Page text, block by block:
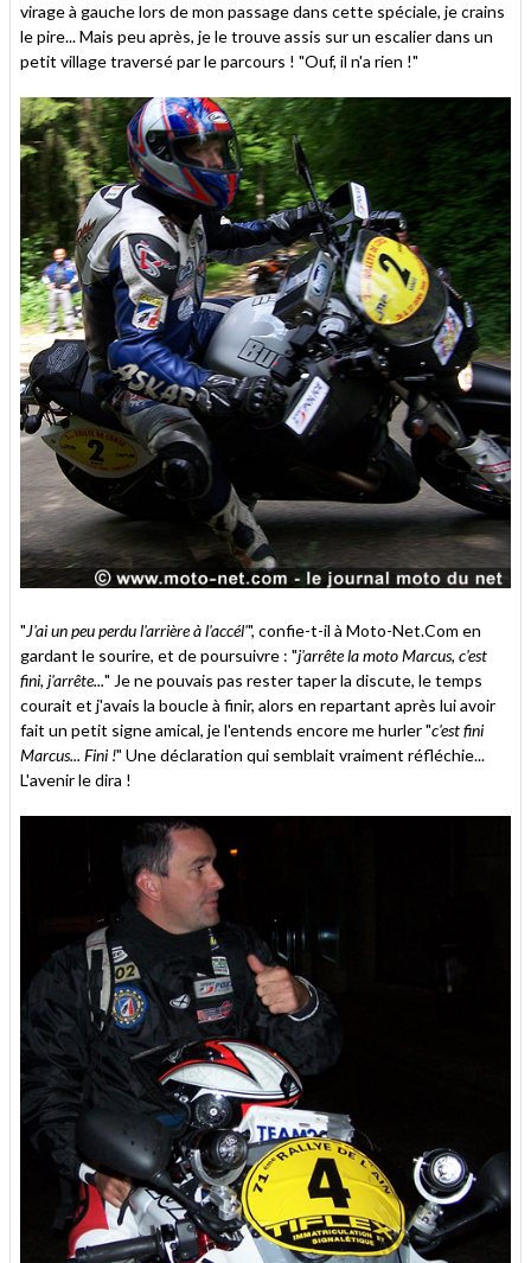
virage à gauche lors de mon passage dans cette spéciale, je crains
le pire... Mais peu après, je le trouve assis sur un escalier dans un
petit village traversé par le parcours ! "Ouf, il n'a rien !"
"J'ai un peu perdu l'arrière à l'accél'", confie-t-il à Moto-Net.Com en
gardant le sourire, et de poursuivre : "j'arrête la moto Marcus, c'est
fini, j'arrête..." Je ne pouvais pas rester taper la discute, le temps
courait et j'avais la boucle à finir, alors en repartant après lui avoir
fait un petit signe amical, je l'entends encore me hurler "c'est fini
Marcus... Fini !" Une déclaration qui semblait vraiment réfléchie...
L'avenir le dira !